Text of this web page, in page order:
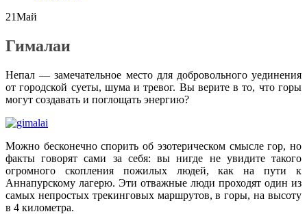
21Май
Гималаи
Непал — замечательное место для добровольного уединения
от городской суеты, шума и тревог. Вы верите в то, что горы
могут создавать и поглощать энергию?
Можно бесконечно спорить об эзотерическом смысле гор, но
факты говорят сами за себя: вы нигде не увидите такого
огромного скопления пожилых людей, как на пути к
Аннапурскому лагерю. Эти отважные люди проходят один из
самых непростых трекинговых маршрутов, в горы, на высоту
в 4 километра.